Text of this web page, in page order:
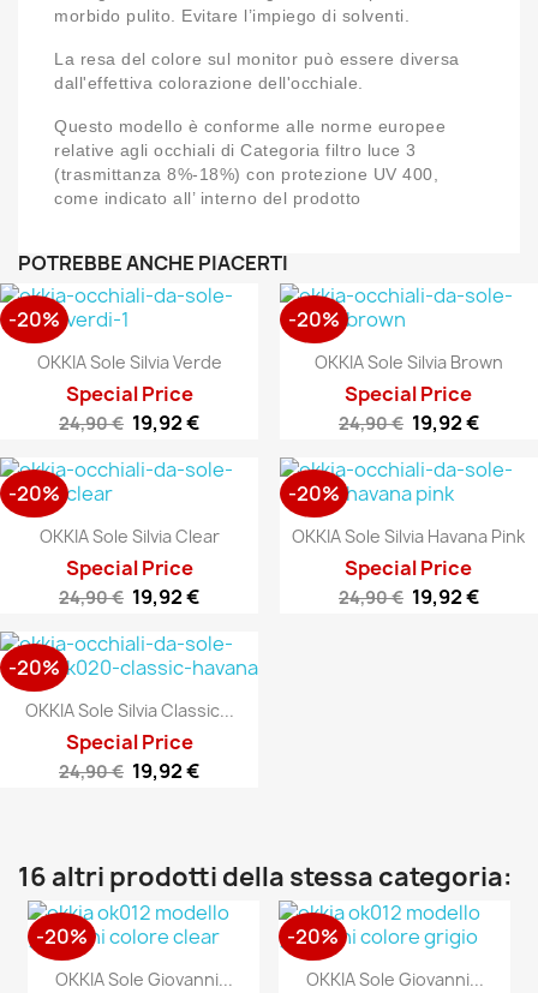
morbido pulito. Evitare l’impiego di solventi.
La resa del colore sul monitor può essere diversa
dall'effettiva colorazione dell'occhiale.
Questo modello è conforme alle norme europee
relative agli occhiali di Categoria filtro luce 3
(trasmittanza 8%-18%) con protezione UV 400,
come indicato all’ interno del prodotto
POTREBBE ANCHE PIACERTI
OKKIA Sole Silvia Verde
Special Price
24,90 € 19,92 €
-20%
OKKIA Sole Silvia Brown
Special Price
24,90 € 19,92 €
-20%
OKKIA Sole Silvia Clear
Special Price
24,90 € 19,92 €
-20%
OKKIA Sole Silvia Havana Pink
Special Price
24,90 € 19,92 €
-20%
OKKIA Sole Silvia Classic...
Special Price
24,90 € 19,92 €
-20%
16 altri prodotti della stessa categoria:
OKKIA Sole Giovanni...
-20%
OKKIA Sole Giovanni...
-20%